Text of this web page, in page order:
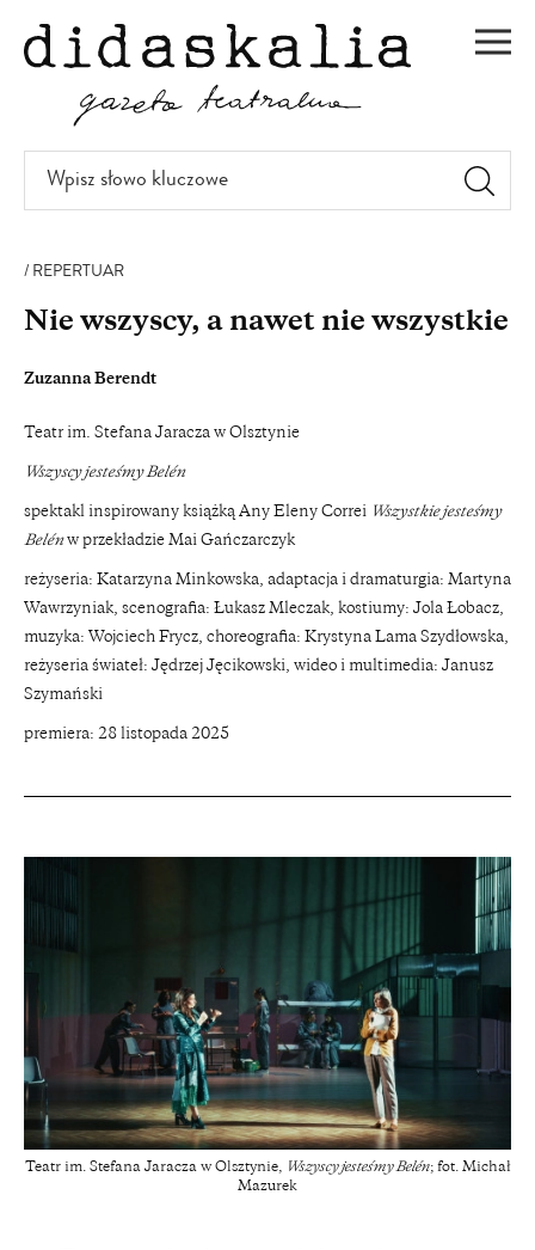
DO
TREŚCI
Wpisz
słowo
REPERTUAR
Nie wszyscy, a nawet nie wszystkie
Zuzanna Berendt
Teatr im. Stefana Jaracza w Olsztynie
Wszyscy jesteśmy Belén
spektakl inspirowany książką Any Eleny Correi Wszystkie jesteśmy
Belénw przekładzie Mai Gańczarczyk
reżyseria: Katarzyna Minkowska, adaptacja i dramaturgia: Martyna
Wawrzyniak, scenografia: Łukasz Mleczak, kostiumy: Jola Łobacz,
muzyka: Wojciech Frycz, choreografia: Krystyna Lama Szydłowska,
reżyseria świateł: Jędrzej Jęcikowski, wideo i multimedia: Janusz
Szymański
premiera: 28 listopada 2025
Teatr im. Stefana Jaracza w Olsztynie, Wszyscy jesteśmy Belén; fot. Michał
Mazurek